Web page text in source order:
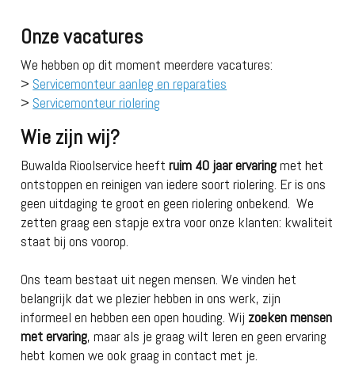
Onze vacatures
We hebben op dit moment meerdere vacatures:
> Servicemonteur aanleg en reparaties
> Servicemonteur riolering
Wie zijn wij?
Buwalda Rioolservice heeftruim 40 jaar ervaringmet het
ontstoppen en reinigen van iedere soort riolering. Er is ons
geen uitdaging te groot en geen riolering onbekend. We
zetten graag een stapje extra voor onze klanten: kwaliteit
staat bij ons voorop.
Ons team bestaat uit negen mensen. We vinden het
belangrijk dat we plezier hebben in ons werk, zijn
informeel en hebben een open houding. Wij zoeken mensen
met ervaring, maar als je graag wilt leren en geen ervaring
hebt komen we ook graag in contact met je.